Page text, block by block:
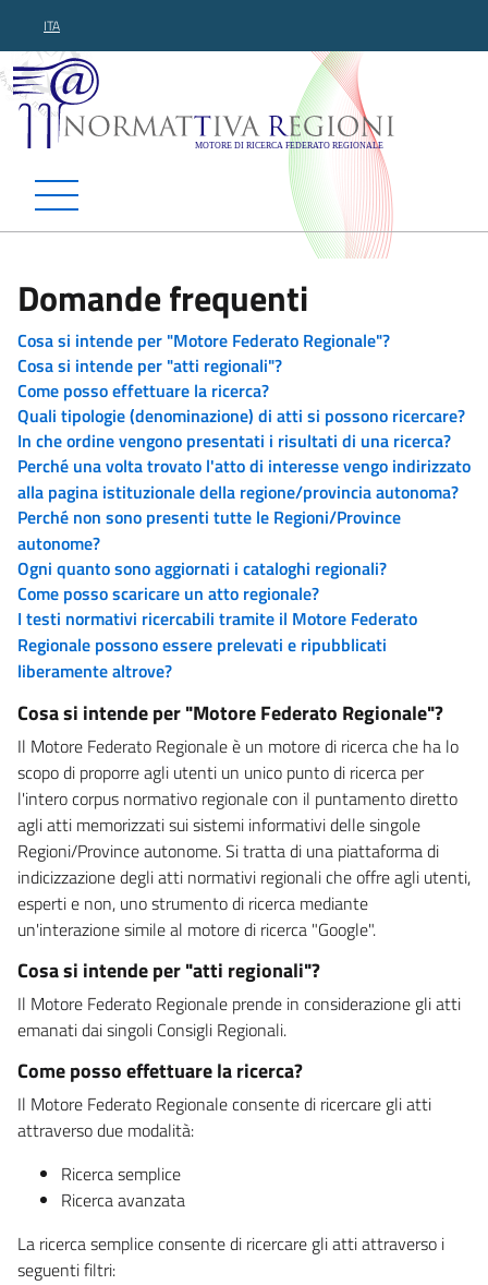
ITA
Normattiva Regioni -
Domande frequenti
Cosa si intende per "Motore Federato Regionale"?
Cosa si intende per "atti regionali"?
Come posso effettuare la ricerca?
Quali tipologie (denominazione) di atti si possono ricercare?
In che ordine vengono presentati i risultati di una ricerca?
Perché una volta trovato l'atto di interesse vengo indirizzato
alla pagina istituzionale della regione/provincia autonoma?
Perché non sono presenti tutte le Regioni/Province
autonome?
Ogni quanto sono aggiornati i cataloghi regionali?
Come posso scaricare un atto regionale?
I testi normativi ricercabili tramite il Motore Federato
Regionale possono essere prelevati e ripubblicati
liberamente altrove?
Cosa si intende per "Motore Federato Regionale"?
Il Motore Federato Regionale è un motore di ricerca che ha lo
scopo di proporre agli utenti un unico punto di ricerca per
l'intero corpus normativo regionale con il puntamento diretto
agli atti memorizzati sui sistemi informativi delle singole
Regioni/Province autonome. Si tratta di una piattaforma di
indicizzazione degli atti normativi regionali che offre agli utenti,
esperti e non, uno strumento di ricerca mediante
un'interazione simile al motore di ricerca "Google".
Cosa si intende per "atti regionali"?
Il Motore Federato Regionale prende in considerazione gli atti
emanati dai singoli Consigli Regionali.
Come posso effettuare la ricerca?
Il Motore Federato Regionale consente di ricercare gli atti
attraverso due modalità:
Ricerca semplice
Ricerca avanzata
La ricerca semplice consente di ricercare gli atti attraverso i
seguenti filtri: